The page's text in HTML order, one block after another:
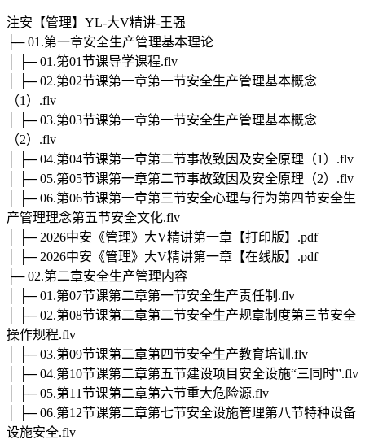
注安【管理】YL-大V精讲-王强
├─ 01.第一章安全生产管理基本理论
│ ├─ 01.第01节课导学课程.flv
│ ├─ 02.第02节课第一章第一节安全生产管理基本概念
（1）.flv
│ ├─ 03.第03节课第一章第一节安全生产管理基本概念
（2）.flv
│ ├─ 04.第04节课第一章第二节事故致因及安全原理（1）.flv
│ ├─ 05.第05节课第一章第二节事故致因及安全原理（2）.flv
│ ├─ 06.第06节课第一章第三节安全心理与行为第四节安全生
产管理理念第五节安全文化.flv
│ ├─ 2026中安《管理》大V精讲第一章【打印版】.pdf
│ ├─ 2026中安《管理》大V精讲第一章【在线版】.pdf
├─ 02.第二章安全生产管理内容
│ ├─ 01.第07节课第二章第一节安全生产责任制.flv
│ ├─ 02.第08节课第二章第二节安全生产规章制度第三节安全
操作规程.flv
│ ├─ 03.第09节课第二章第四节安全生产教育培训.flv
│ ├─ 04.第10节课第二章第五节建设项目安全设施“三同时”.flv
│ ├─ 05.第11节课第二章第六节重大危险源.flv
│ ├─ 06.第12节课第二章第七节安全设施管理第八节特种设备
设施安全.flv